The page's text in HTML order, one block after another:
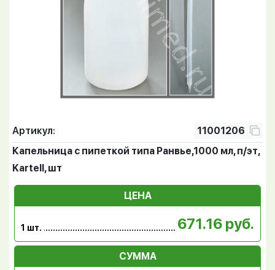
Артикул:
11001206
Капельница с пипеткой типа Ранвье,1000 мл, п/эт,
Kartell, шт
ЦЕНА
1 шт. 671.16 руб.
СУММА